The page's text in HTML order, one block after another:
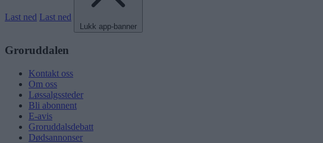
Last ned Last ned
Lukk app-banner
Groruddalen
Kontakt oss
Om oss
Løssalgssteder
Bli abonnent
E-avis
Groruddalsdebatt
Dødsannonser